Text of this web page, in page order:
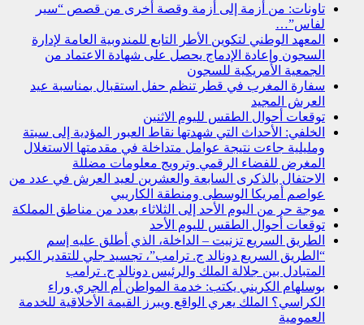
تاونات: من أزمة إلى أزمة وقصة أخرى من قصص “سير
لفاس”…
المعهد الوطني لتكوين الأطر التابع للمندوبية العامة لإدارة
السجون وإعادة الإدماج يحصل على شهادة الاعتماد من
الجمعية الأمريكية للسجون
سفارة المغرب في قطر تنظم حفل استقبال بمناسبة عيد
العرش المجيد
توقعات أحوال الطقس لليوم الاثنين
الخلفي: الأحداث التي شهدتها نقاط العبور المؤدية إلى سبتة
ومليلية جاءت نتيجة عوامل متداخلة في مقدمتها الاستغلال
المغرض للفضاء الرقمي وترويج معلومات مضللة
الاحتفال بالذكرى السابعة والعشرين لعيد العرش في عدد من
عواصم أمريكا الوسطى ومنطقة الكاريبي
موجة حر من اليوم الأحد إلى الثلاثاء بعدد من مناطق المملكة
توقعات أحوال الطقس لليوم الأحد
الطريق السريع تزنيت – الداخلة، الذي أطلق عليه إسم
“الطريق السريع دونالد ج. ترامب”، تجسيد جلي للتقدير الكبير
المتبادل بين جلالة الملك والرئيس دونالد ج. ترامب
بوسلهام الكريني يكتب: خدمة المواطن أم الجري وراء
الكراسي؟ الملك يعري الواقع ويبرز القيمة الأخلاقية للخدمة
العمومية